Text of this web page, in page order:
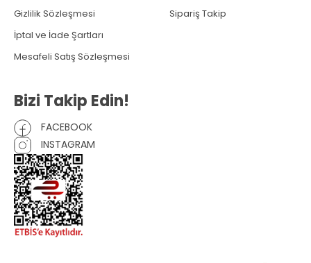
Gizlilik Sözleşmesi
İptal ve İade Şartları
Mesafeli Satış Sözleşmesi
Sipariş Takip
Bizi Takip Edin!
FACEBOOK
INSTAGRAM